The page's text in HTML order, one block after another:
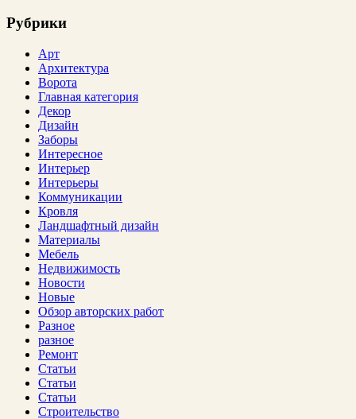
Рубрики
Арт
Архитектура
Ворота
Главная категория
Декор
Дизайн
Заборы
Интересное
Интерьер
Интерьеры
Коммуникации
Кровля
Ландшафтный дизайн
Материалы
Мебель
Недвижимость
Новости
Новые
Обзор авторских работ
Разное
разное
Ремонт
Статьи
Статьи
Статьи
Строительство